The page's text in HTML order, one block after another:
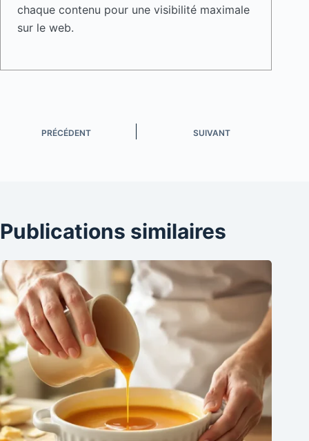
chaque contenu pour une visibilité maximale
sur le web.
PRÉCÉDENT SUIVANT
Publications similaires